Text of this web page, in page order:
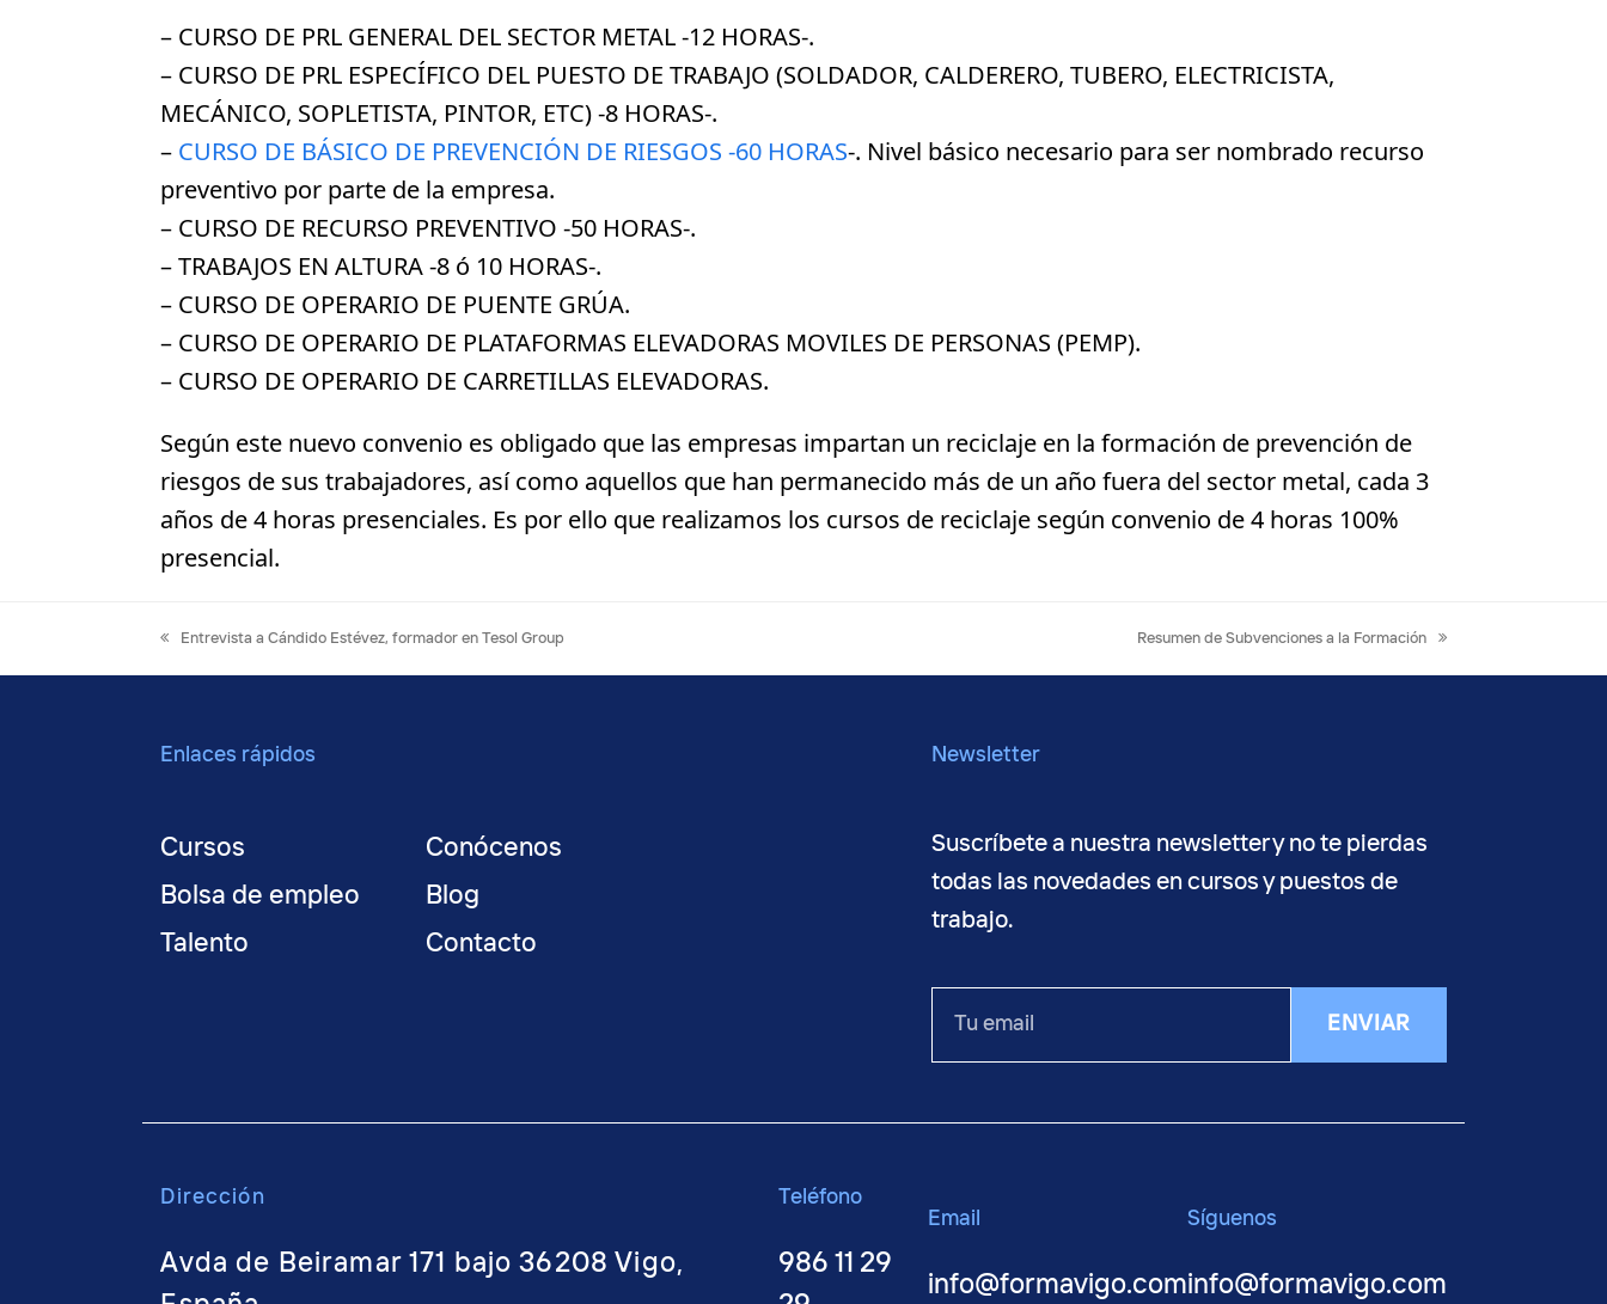
– CURSO DE PRL GENERAL DEL SECTOR METAL -12 HORAS-.
– CURSO DE PRL ESPECÍFICO DEL PUESTO DE TRABAJO (SOLDADOR, CALDERERO, TUBERO, ELECTRICISTA,
MECÁNICO, SOPLETISTA, PINTOR, ETC) -8 HORAS-.
– CURSO DE BÁSICO DE PREVENCIÓN DE RIESGOS -60 HORAS-. Nivel básico necesario para ser nombrado recurso
preventivo por parte de la empresa.
– CURSO DE RECURSO PREVENTIVO -50 HORAS-.
– TRABAJOS EN ALTURA -8 ó 10 HORAS-.
– CURSO DE OPERARIO DE PUENTE GRÚA.
– CURSO DE OPERARIO DE PLATAFORMAS ELEVADORAS MOVILES DE PERSONAS (PEMP).
– CURSO DE OPERARIO DE CARRETILLAS ELEVADORAS.
Según este nuevo convenio es obligado que las empresas impartan un reciclaje en la formación de prevención de
riesgos de sus trabajadores, así como aquellos que han permanecido más de un año fuera del sector metal, cada 3
años de 4 horas presenciales. Es por ello que realizamos los cursos de reciclaje según convenio de 4 horas 100%
presencial.
previous
Entrevista a Cándido Estévez, formador en Tesol Group
next
Resumen de Subvenciones a la Formación
Enlaces rápidos
Cursos
Bolsa de empleo
Talento
Conócenos
Blog
Contacto
Newsletter
Suscríbete a nuestra newsletter y no te pierdas
todas las novedades en cursos y puestos de
trabajo.
email
ENVIAR
Dirección
Avda de Beiramar 171 bajo 36208 Vigo,
Teléfono
986 11 29
Email
info@formavigo.com
Síguenos
info@formavigo.com